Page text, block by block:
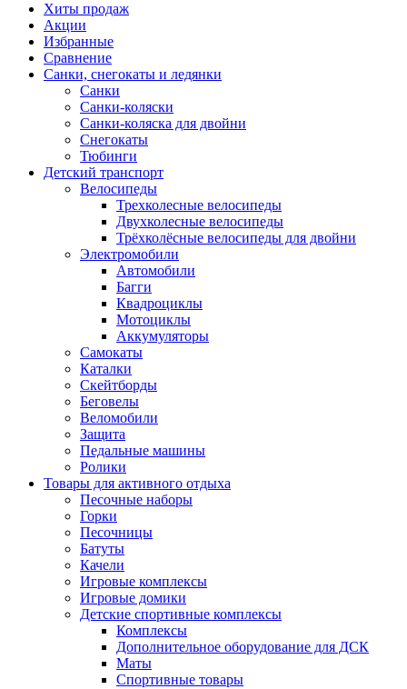
Хиты продаж
Акции
Избранные
Сравнение
Санки, снегокаты и ледянки
Санки
Санки-коляски
Санки-коляска для двойни
Снегокаты
Тюбинги
Детский транспорт
Велосипеды
Трехколесные велосипеды
Двухколесные велосипеды
Трёхколёсные велосипеды для двойни
Электромобили
Автомобили
Багги
Квадроциклы
Мотоциклы
Аккумуляторы
Самокаты
Каталки
Скейтборды
Беговелы
Веломобили
Защита
Педальные машины
Ролики
Товары для активного отдыха
Песочные наборы
Горки
Песочницы
Батуты
Качели
Игровые комплексы
Игровые домики
Детские спортивные комплексы
Комплексы
Дополнительное оборудование для ДСК
Маты
Спортивные товары